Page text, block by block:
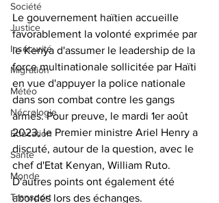
Société
Justice
Insécurité
Migration
Météo
Nécrologie
Éducation
Santé
Monde
Transport
Le gouvernement haïtien accueille
favorablement la volonté exprimée par
le Kenya d'assumer le leadership de la
force multinationale sollicitée par Haïti
en vue d'appuyer la police nationale
dans son combat contre les gangs
armés. Pour preuve, le mardi 1er août
2023, le Premier ministre Ariel Henry a
discuté, autour de la question, avec le
chef d'Etat Kenyan, William Ruto.
D'autres points ont également été
abordés lors des échanges.